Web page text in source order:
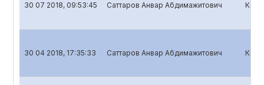
30 07 2018, 09:53:45 Саттаров Анвар Абдимажитович
30 04 2018, 17:35:33 Саттаров Анвар Абдимажитович